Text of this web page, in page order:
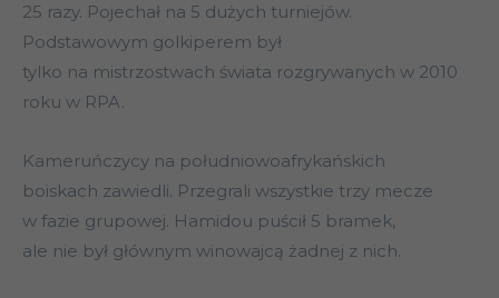
25 razy. Pojechał na 5 dużych turniejów.
Podstawowym golkiperem był
tylko na mistrzostwach świata rozgrywanych w 2010
roku w RPA.
Kameruńczycy na południowoafrykańskich
boiskach zawiedli. Przegrali wszystkie trzy mecze
w fazie grupowej. Hamidou puścił 5 bramek,
ale nie był głównym winowajcą żadnej z nich.